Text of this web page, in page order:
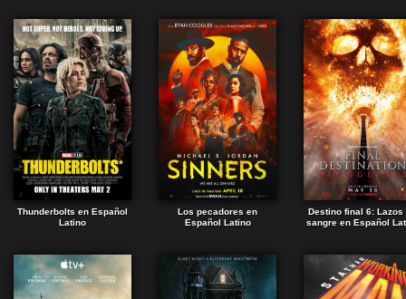
Thunderbolts en Español
Latino
Los pecadores en
Español Latino
Destino final 6: Lazos
sangre en Español